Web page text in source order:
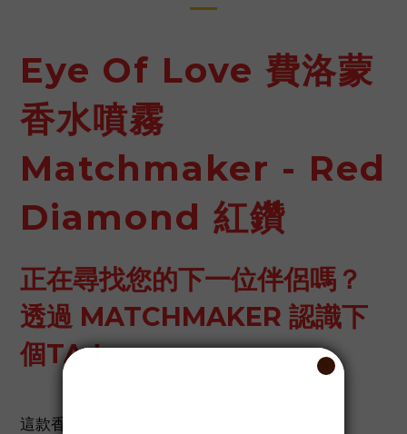
Eye Of Love 費洛蒙
香水噴霧
Matchmaker - Red
Diamond 紅鑽
正在尋找您的下一位伴侶嗎？
透過 MATCHMAKER 認識下
個TA！
這款香水是與百萬富翁紅娘帕蒂·斯坦格 (Patti